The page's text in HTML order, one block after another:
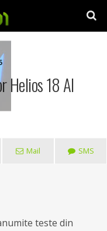
Helios 18 AI
Mail SMS
teste din